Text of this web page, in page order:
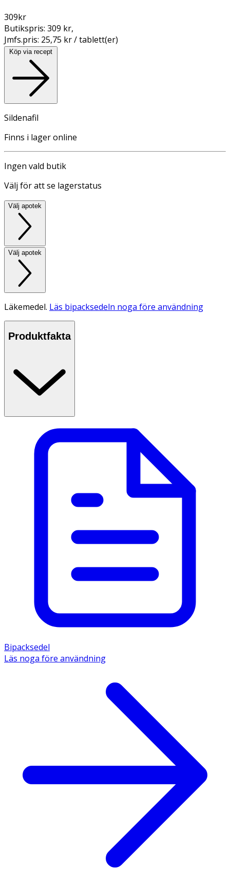
309kr
Butikspris: 309 kr,
Jmfs.pris: 25,75 kr / tablett(er)
Köp via recept
Sildenafil
Finns i lager online
Ingen vald butik
Välj för att se lagerstatus
Välj apotek
Välj apotek
Läkemedel. Läs bipacksedeln noga före användning
Produktfakta
Bipacksedel
Läs noga före användning